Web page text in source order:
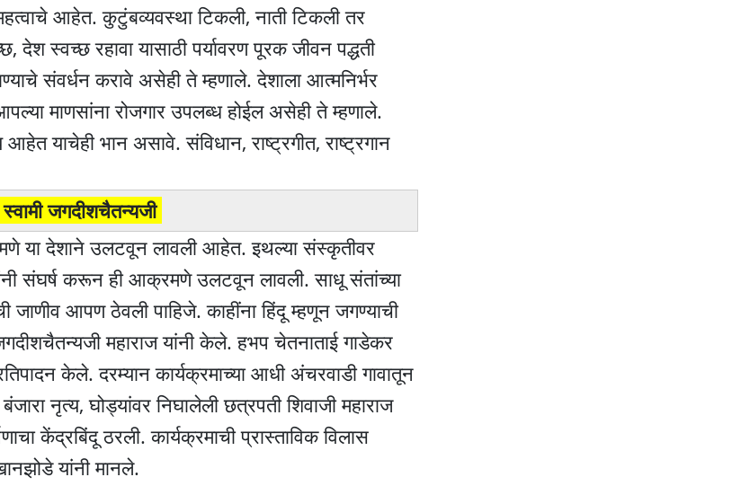
आहेत. कुटुंबव्यवस्था टिकली, नाती टिकली तर
स्वच्छ रहावा यासाठी पर्यावरण पूरक जीवन पद्धती
संवर्धन करावे असेही ते म्हणाले. देशाला आत्मनिर्भर
माणसांना रोजगार उपलब्ध होईल असेही ते म्हणाले.
याचेही भान असावे. संविधान, राष्ट्रगीत, राष्ट्रगान
जगदीशचैतन्यजी
या देशाने उलटवून लावली आहेत. इथल्या संस्कृतीवर
संघर्ष करून ही आक्रमणे उलटवून लावली. साधू संतांच्या
जाणीव आपण ठेवली पाहिजे. काहींना हिंदू म्हणून जगण्याची
महाराज यांनी केले. हभप चेतनाताई गाडेकर
केले. दरम्यान कार्यक्रमाच्या आधी अंचरवाडी गावातून
नृत्य, घोड्यांवर निघालेली छत्रपती शिवाजी महाराज
केंद्रबिंदू ठरली. कार्यक्रमाची प्रास्ताविक विलास
यांनी मानले.